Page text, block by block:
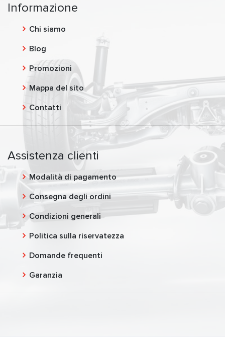
Informazione
Chi siamo
Blog
Promozioni
Mappa del sito
Contatti
Assistenza clienti
Modalità di pagamento
Consegna degli ordini
Condizioni generali
Politica sulla riservatezza
Domande frequenti
Garanzia